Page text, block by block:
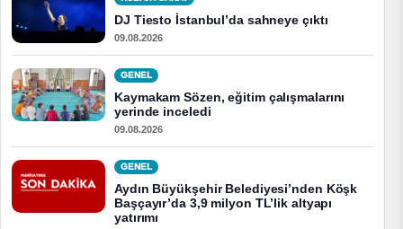
DJ Tiesto İstanbul’da sahneye çıktı
09.08.2026
GENEL
Kaymakam Sözen, eğitim çalışmalarını
yerinde inceledi
09.08.2026
GENEL
Aydın Büyükşehir Belediyesi’nden Köşk
Başçayır’da 3,9 milyon TL’lik altyapı
yatırımı